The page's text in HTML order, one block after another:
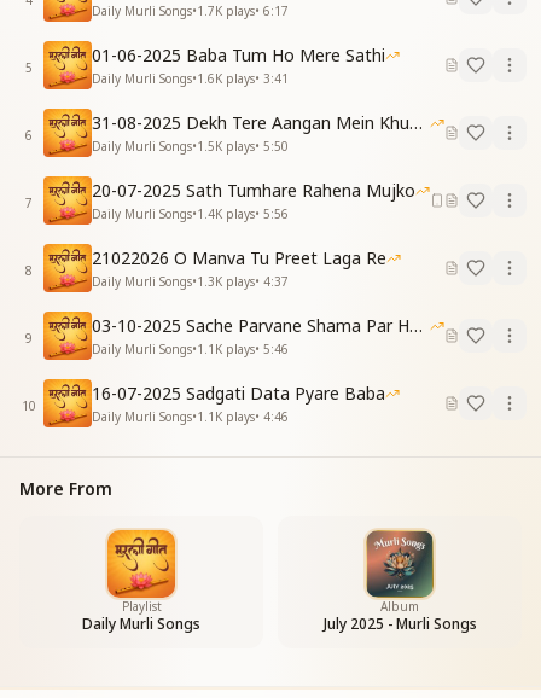
त्रिकालदर्शी हमें बनाती
अविनाशी वो रतन दिलाती
राजयोग का राज़ सुनाती
भारत को है स्वर्ग बनाती
They make us seers of the three aspects of time,
Granting us imperishable jewels of knowledge.
They reveal the secrets of RajYoga,
And transform Bharat into Heaven.
अमृतवेले चक्र लगाती
सत्यनारायण कथा सुनाती
रावण को है भस्म कराती
रामराज्य का मार्ग दिखाती
At the early morning hours they set the cycle,
Narrating the sacred Satyanarayan story.
They burn the demon Ravan to ashes,
And show the path to Ram Rajya.
शिव की शक्तियां संगम युग पर
सत्य सुनाने आई हैं
Shiva’s Shaktis, in this Confluence Age,
Have come to reveal the Truth.
सत्य सुनाने आई हैं
Daily Murli Songs•1.7K plays• 6:17
5
01-06-2025 Baba Tum Ho Mere Sathi
Daily Murli Songs•1.6K plays• 3:41
6
31-08-2025 Dekh Tere Aangan Mein Khud Bhagwan
Daily Murli Songs•1.5K plays• 5:50
7
20-07-2025 Sath Tumhare Rahena Mujko
Daily Murli Songs•1.4K plays• 5:56
8
21022026 O Manva Tu Preet Laga Re
Daily Murli Songs•1.3K plays• 4:37
9
03-10-2025 Sache Parvane Shama Par He Fida
Daily Murli Songs•1.1K plays• 5:46
10
16-07-2025 Sadgati Data Pyare Baba
Daily Murli Songs•1.1K plays• 4:46
More From
Playlist
Daily Murli Songs
Album
July 2025 - Murli Songs